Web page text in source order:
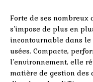
Forte de ses
s’impose de plus en
incontournable dans
usées. Compacte,
l’environnement, elle
matière de gestion des